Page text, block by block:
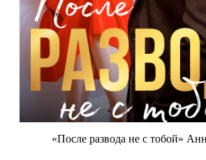
«После развода не с тобой»